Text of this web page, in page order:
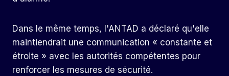
Dans le même temps, l'ANTAD a déclaré qu'elle
maintiendrait une communication « constante et
étroite » avec les autorités compétentes pour
renforcer les mesures de sécurité.